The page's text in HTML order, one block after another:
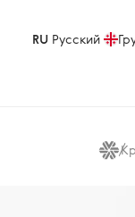
RU Русский